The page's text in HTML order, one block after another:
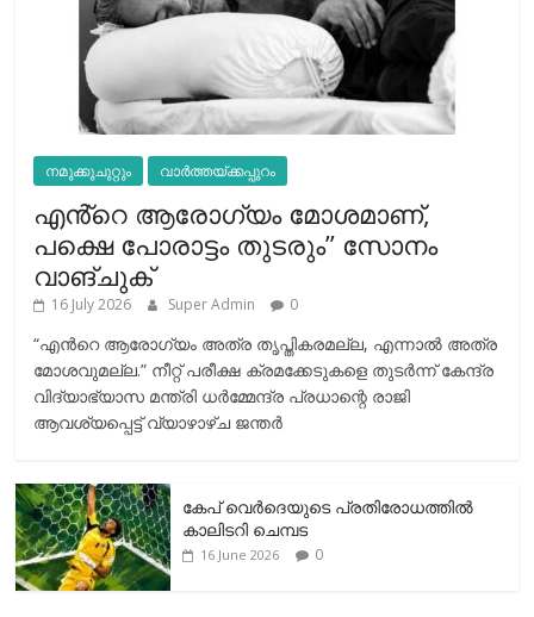
നമുക്കുചുറ്റും വാർത്തയ്ക്കപ്പുറം
എൻ്റെ ആരോഗ്യം മോശമാണ്,
പക്ഷെ പോരാട്ടം തുടരും” സോനം
വാങ്ചുക്
16 July 2026 Super Admin 0
“എന്‍റെ ആരോഗ്യം അത്ര തൃപ്തികരമല്ല, എന്നാൽ അത്ര
മോശവുമല്ല.” നീറ്റ് പരീക്ഷ ക്രമക്കേടുകളെ തുടർന്ന് കേന്ദ്ര
വിദ്യാഭ്യാസ മന്ത്രി ധർമ്മേന്ദ്ര പ്രധാന്റെ രാജി
ആവശ്യപ്പെട്ട് വ്യാഴാഴ്ച ജന്തർ
കേപ് വെര്‍ദെയുടെ പ്രതിരോധത്തില്‍
കാലിടറി ചെമ്പട
16 June 2026 0